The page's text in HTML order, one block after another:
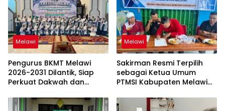
Melawi
Pengurus BKMT Melawi
2026-2031 Dilantik, Siap
Perkuat Dakwah dan
Provinsi Kalbar
Melawi
Sakirman Resmi Terpilih
sebagai Ketua Umum
PTMSI Kabupaten Melawi